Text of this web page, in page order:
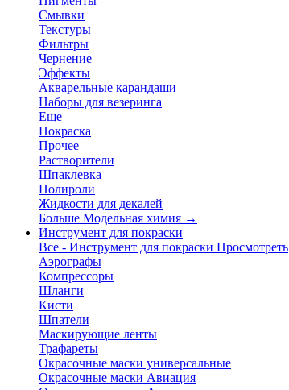
Смывки
Текстуры
Фильтры
Чернение
Эффекты
Акварельные карандаши
Наборы для везеринга
Еще
Покраска
Прочее
Растворители
Шпаклевка
Полироли
Жидкости для декалей
Больше Модельная химия →
Инструмент для покраски
Все - Инструмент для покраски Просмотреть
Аэрографы
Компрессоры
Шланги
Кисти
Шпатели
Маскирующие ленты
Трафареты
Окрасочные маски универсальные
Окрасочные маски Авиация